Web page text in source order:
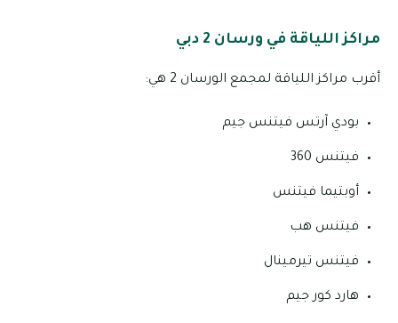
مراكز اللياقة في ورسان 2 دبي
أقرب مراكز اللياقة لمجمع الورسان 2 هي:
بودي آرتس فيتنس جيم
فيتنس 360
أوبتيما فيتنس
فيتنس هب
فيتنس تيرمينال
هارد كور جيم